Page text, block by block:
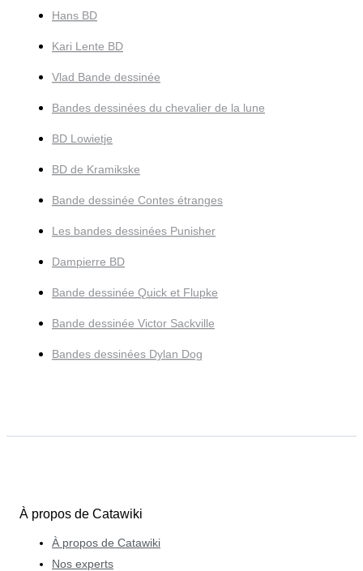
Hans BD
Kari Lente BD
Vlad Bande dessinée
Bandes dessinées du chevalier de la lune
BD Lowietje
BD de Kramikske
Bande dessinée Contes étranges
Les bandes dessinées Punisher
Dampierre BD
Bande dessinée Quick et Flupke
Bande dessinée Victor Sackville
Bandes dessinées Dylan Dog
À propos de Catawiki
À propos de Catawiki
Nos experts